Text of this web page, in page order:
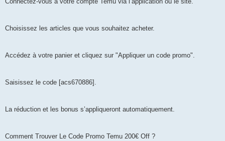
Choisissez les articles que vous souhaitez acheter.
Accédez à votre panier et cliquez sur "Appliquer un code promo".
Saisissez le code [acs670886].
La réduction et les bonus s’appliqueront automatiquement.
Comment Trouver Le Code Promo Temu 200€ Off ?